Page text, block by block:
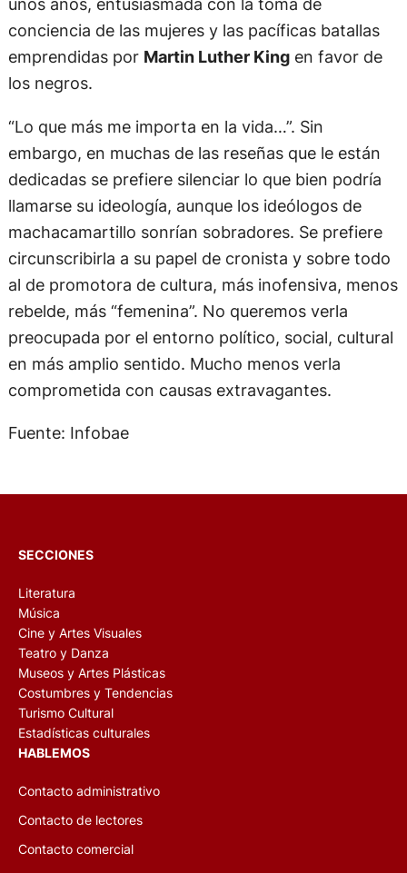
unos años, entusiasmada con la toma de
conciencia de las mujeres y las pacíficas batallas
emprendidas por Martin Luther Kingen favor de
los negros.
“Lo que más me importa en la vida…”. Sin
embargo, en muchas de las reseñas que le están
dedicadas se prefiere silenciar lo que bien podría
llamarse su ideología, aunque los ideólogos de
machacamartillo sonrían sobradores. Se prefiere
circunscribirla a su papel de cronista y sobre todo
al de promotora de cultura, más inofensiva, menos
rebelde, más “femenina”. No queremos verla
preocupada por el entorno político, social, cultural
en más amplio sentido. Mucho menos verla
comprometida con causas extravagantes.
Fuente: Infobae
SECCIONES
Literatura
Música
Cine y Artes Visuales
Teatro y Danza
Museos y Artes Plásticas
Costumbres y Tendencias
Turismo Cultural
Estadísticas culturales
HABLEMOS
Contacto administrativo
Contacto de lectores
Contacto comercial